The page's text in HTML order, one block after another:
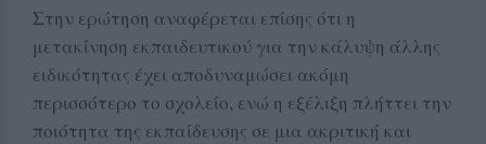
Στην ερώτηση αναφέρεται επίσης ότι η
μετακίνηση εκπαιδευτικού για την κάλυψη άλλης
ειδικότητας έχει αποδυναμώσει ακόμη
περισσότερο το σχολείο, ενώ η εξέλιξη πλήττει την
ποιότητα της εκπαίδευσης σε μια ακριτική και